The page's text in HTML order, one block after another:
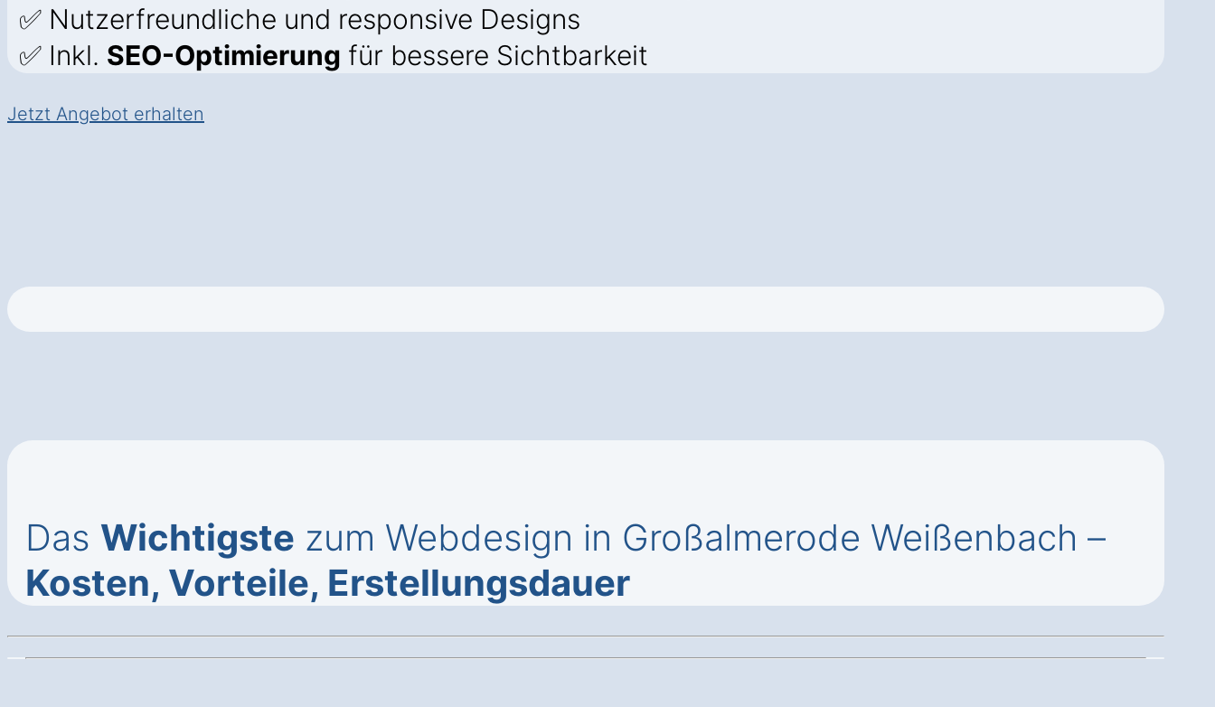
✅ Nutzerfreundliche und responsive Designs
✅ Inkl. SEO-Optimierung für bessere Sichtbarkeit
Jetzt Angebot erhalten
Das Wichtigste zum Webdesign in Großalmerode Weißenbach –
Kosten, Vorteile, Erstellungsdauer